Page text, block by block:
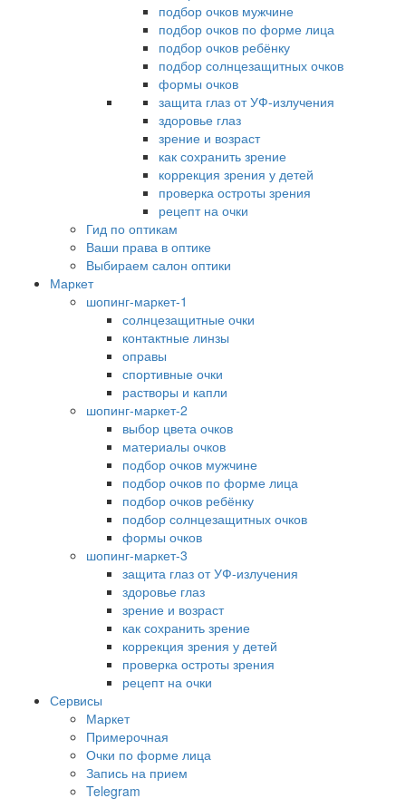
подбор очков мужчине
подбор очков по форме лица
подбор очков ребёнку
подбор солнцезащитных очков
формы очков
защита глаз от УФ-излучения
здоровье глаз
зрение и возраст
как сохранить зрение
коррекция зрения у детей
проверка остроты зрения
рецепт на очки
Гид по оптикам
Ваши права в оптике
Выбираем салон оптики
Маркет
шопинг-маркет-1
солнцезащитные очки
контактные линзы
оправы
спортивные очки
растворы и капли
шопинг-маркет-2
выбор цвета очков
материалы очков
подбор очков мужчине
подбор очков по форме лица
подбор очков ребёнку
подбор солнцезащитных очков
формы очков
шопинг-маркет-3
защита глаз от УФ-излучения
здоровье глаз
зрение и возраст
как сохранить зрение
коррекция зрения у детей
проверка остроты зрения
рецепт на очки
Сервисы
Маркет
Примерочная
Очки по форме лица
Запись на прием
Telegram